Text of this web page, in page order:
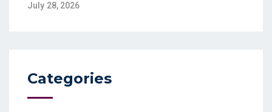
July 28, 2026
Categories